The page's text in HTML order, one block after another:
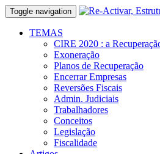
Toggle navigation
TEMAS
CIRE 2020 : a
Exoneração
Planos de Recuperação
Encerrar Empresas
Reversões Fiscais
Admin. Judiciais
Trabalhadores
Conceitos
Legislação
Fiscalidade